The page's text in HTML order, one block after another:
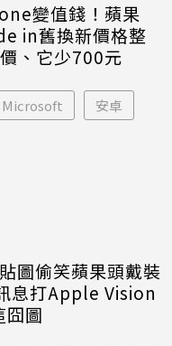
變值錢！蘋果
in舊換新價格整
、它少700元
Microsoft 安卓
圖偷笑蘋果頭戴裝
息打Apple Vision
囧圖